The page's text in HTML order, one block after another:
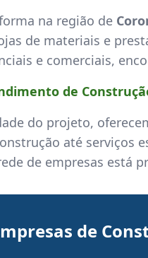
na região de
de materiais e
e comerciais,
de
do projeto,
até
de empresas está
de